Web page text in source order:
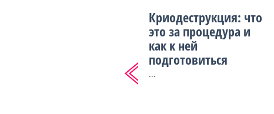
Криодеструкция: что
это за процедура и
как к ней
подготовиться
...